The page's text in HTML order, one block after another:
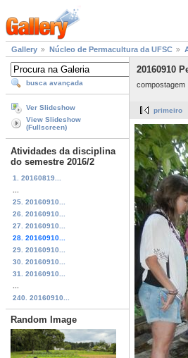
Gallery Núcleo de Permacultura da UFSC
busca avançada
Ver Slideshow
View Slideshow
(Fullscreen)
Atividades da disciplina
do semestre 2016/2
1. 20160819...
25. 20160910...
26. 20160910...
27. 20160910...
28. 20160910...
29. 20160910...
30. 20160910...
31. 20160910...
240. 20160910...
Random Image
20160910
compostagem
primeiro